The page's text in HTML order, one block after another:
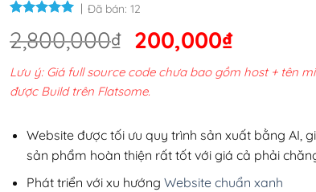
Đã bán: 12
2,800,000₫ Giá
gốc
là:
200,000₫Giá
hiện
tại
Lưu ý: Giá full source code chưa bao gồm host + tên
được Build trên Flatsome.
Website được tối ưu quy trình sản xuất bằng AI,
sản phẩm hoàn thiện rất tốt với giá cả phải
Phát triển với xu hướng Website chuẩn xanh